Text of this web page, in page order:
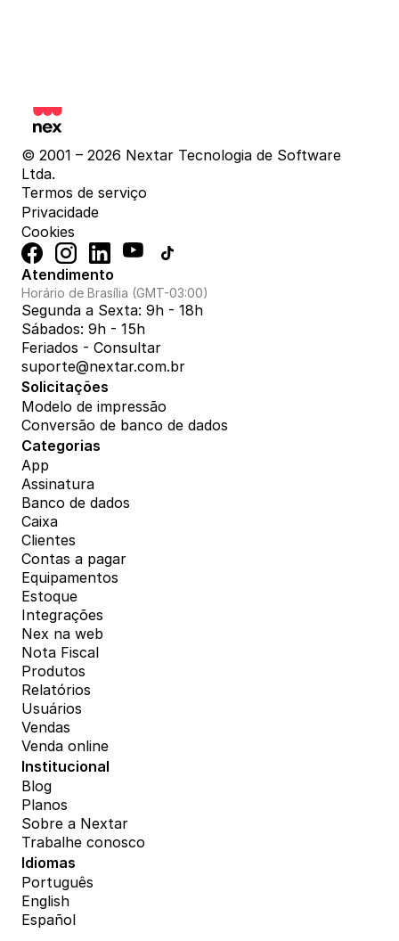
© 2001 – 2026 Nextar Tecnologia de Software
Ltda.
Termos de serviço
Privacidade
Cookies
Atendimento
Horário de Brasília (GMT-03:00)
Segunda a Sexta: 9h - 18h
Sábados: 9h - 15h
Feriados - Consultar
suporte@nextar.com.br
Solicitações
Modelo de impressão
Conversão de banco de dados
Categorias
App
Assinatura
Banco de dados
Caixa
Clientes
Contas a pagar
Equipamentos
Estoque
Integrações
Nex na web
Nota Fiscal
Produtos
Relatórios
Usuários
Vendas
Venda online
Institucional
Blog
Planos
Sobre a Nextar
Trabalhe conosco
Idiomas
Português
English
Español